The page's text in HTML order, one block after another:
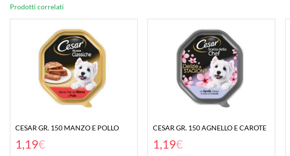
Prodotti correlati
CESAR GR. 150 MANZO E POLLO
1,19€
CESAR GR. 150 AGNELLO E CAROTE
1,19€